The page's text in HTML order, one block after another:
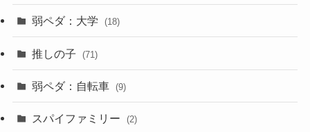
弱ペダ：大学 (18)
推しの子 (71)
弱ペダ：自転車 (9)
スパイファミリー (2)